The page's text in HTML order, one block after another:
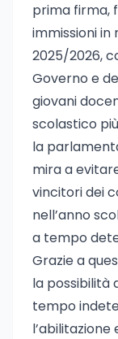
prima firma,
immissioni in
2025/2026,
Governo e
giovani
scolastico
la
mira a
vincitori dei
nell’anno
a tempo
Grazie a
la
tempo
l’abilitazione